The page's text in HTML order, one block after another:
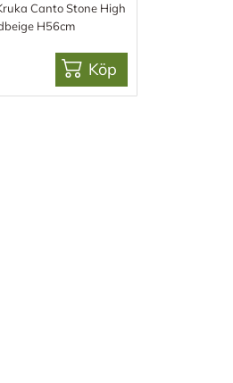
Canto Stone High
H56cm
Köp